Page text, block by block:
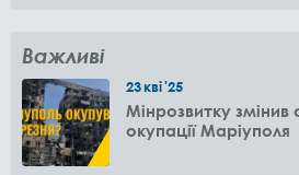
Важливі
23кві'25
Мінрозвитку змінив
окупації Маріуполя